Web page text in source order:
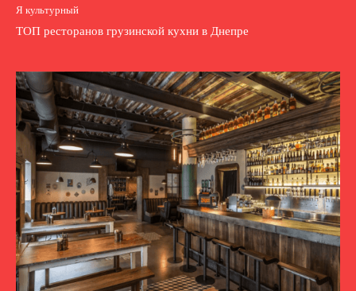
Я культурный
ТОП ресторанов грузинской кухни в Днепре